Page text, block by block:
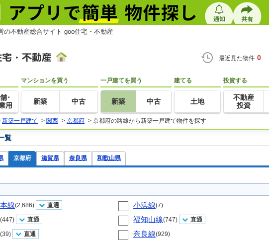
の不動産総合サイト goo住宅・不動産
最近見た物件 0
･
用
マンションを買う
新築 中古
一戸建てを買う
新築 中古
建てる
土地
投資する
不動産
投資
新築一戸建て > 関西 > 京都府 > 京都府の路線から新築一戸建て物件を探す
覧
京都府 滋賀県 奈良県 和歌山県
線(2,686) 直通 小浜線(7)
(447) 直通 福知山線(747) 直通
(39) 直通 奈良線(929)